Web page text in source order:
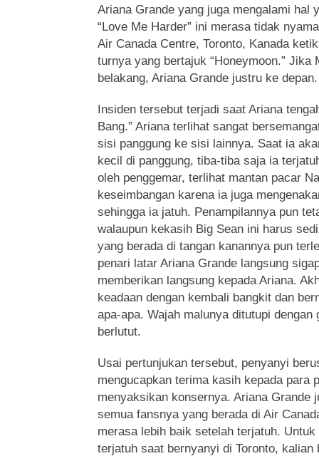
Ariana Grande yang juga mengalami hal
“Love Me Harder” ini merasa tidak
Air Canada Centre, Toronto, Kanada
turnya yang bertajuk “Honeymoon.” Jika
belakang, Ariana Grande justru ke depan.
Insiden tersebut terjadi saat Ariana
Bang.” Ariana terlihat sangat
sisi panggung ke sisi lainnya. Saat ia
kecil di panggung, tiba-tiba saja ia
oleh penggemar, terlihat mantan pacar
keseimbangan karena ia juga
sehingga ia jatuh. Penampilannya pun
walaupun kekasih Big Sean ini harus
yang berada di tangan kanannya pun
penari latar Ariana Grande langsung
memberikan langsung kepada Ariana.
keadaan dengan kembali bangkit dan
apa-apa. Wajah malunya ditutupi
berlutut.
Usai pertunjukan tersebut, penyanyi
mengucapkan terima kasih kepada para
menyaksikan konsernya. Ariana Grande
semua fansnya yang berada di Air
merasa lebih baik setelah terjatuh.
terjatuh saat bernyanyi di Toronto,